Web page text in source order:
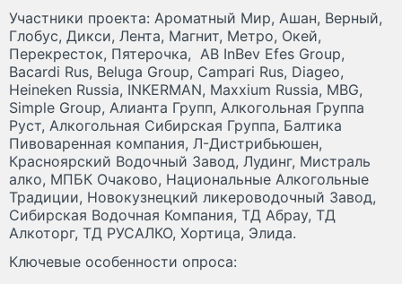
Участники проекта: Ароматный Мир, Ашан, Верный,
Глобус, Дикси, Лента, Магнит, Метро, Окей,
Перекресток, Пятерочка, AB InBev Efes Group,
Bacardi Rus, Beluga Group, Campari Rus, Diageo,
Heineken Russia, INKERMAN, Maxxium Russia, MBG,
Simple Group, Алианта Групп, Алкогольная Группа
Руст, Алкогольная Сибирская Группа, Балтика
Пивоваренная компания, Л-Дистрибьюшен,
Красноярский Водочный Завод, Лудинг, Мистраль
алко, МПБК Очаково, Национальные Алкогольные
Традиции, Новокузнецкий ликероводочный Завод,
Сибирская Водочная Компания, ТД Абрау, ТД
Алкоторг, ТД РУСАЛКО, Хортица, Элида.
Ключевые особенности опроса: